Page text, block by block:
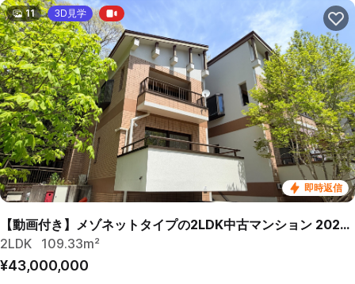
即時返信
11 3D見学
【動画付き】メゾネットタイプの2LDK中古マンション 2026年リフォーム済
2LDK
109.33m²
¥43,000,000